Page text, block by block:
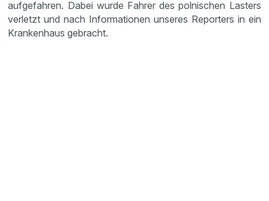
aufgefahren. Dabei wurde Fahrer des polnischen Lasters
verletzt und nach Informationen unseres Reporters in ein
Krankenhaus gebracht.